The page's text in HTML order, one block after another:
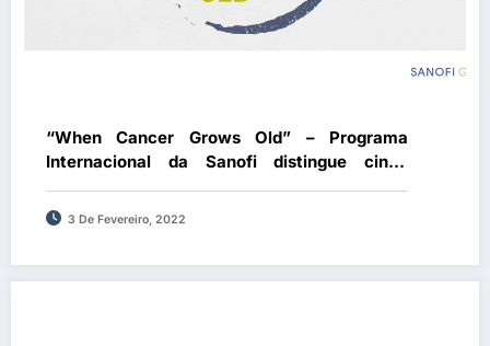
“When Cancer Grows Old” – Programa
Internacional da Sanofi distingue cinco
projetos portugueses de apoio a doentes
oncológicos sénior
3 De Fevereiro, 2022